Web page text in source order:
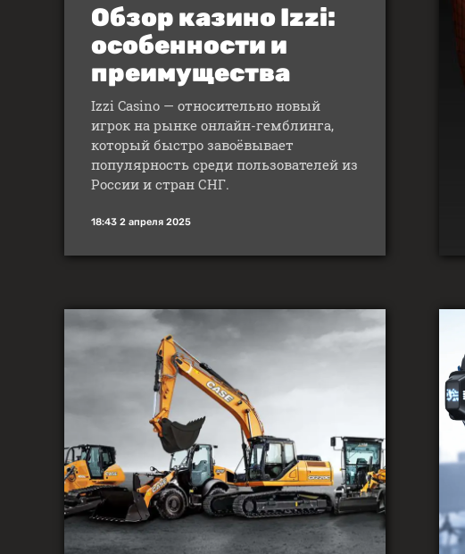
Обзор казино Izzi:
особенности и
преимущества
Izzi Casino — относительно новый
игрок на рынке онлайн-гемблинга,
который быстро завоёвывает
популярность среди пользователей из
России и стран СНГ.
18:43 2 апреля 2025